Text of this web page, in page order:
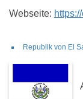
Webseite:
Republik von El